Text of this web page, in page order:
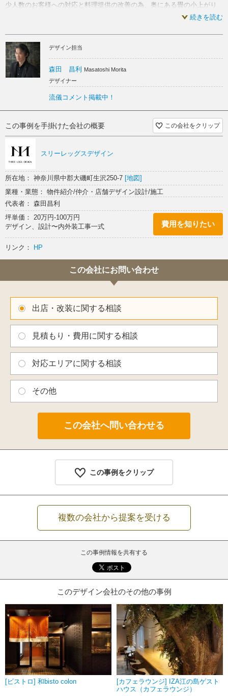
少人数のお客様への対応と料理提供の改善の為、奥にある畳の小上がり
席６畳半２部屋をテーブル席への改装のご依頼がありました。
アウトにしました。また、お子様連れの方が利用できるように座椅子使
用の小上がり席を一部残しております。
全体のバランスを考慮し既存の木部はそのまま使用し代わりに壁面の配
色は以前と正反対の黒をベースに塗り壁のポイントを設け、モダンな雰
囲気の空間に刷新しました。
続きを読む
デザイン担当
森田 昌利 Masatoshi Morita
デザイナー
流儀コメント掲載中！
この事例を手掛けた会社の概要 この会社をクリップ
スリーレッグスデザイン
所在地： 神奈川県中郡大磯町生沢250-7 [地図]
業種・業態： 物件紹介/仲介・店舗デザイン設計/施工
代表者： 森田昌利
坪単価： 20万円-100万円
デザイン、設計〜内外装工事一式
費用を知りたい
リンク： HP
この会社にお問い合わせ
出店・改装に関する相談
見積もり・費用に関する相談
対応エリアに関する相談
その他
この事例をクリップ
複数の会社から提案を受ける
この事例情報を共有する
このデザイン会社のその他の事例
[ビストロ] 和bisto colon
[カフェラウンジ] IZA江の島ゲスト
ハウス（カフェラウンジ）